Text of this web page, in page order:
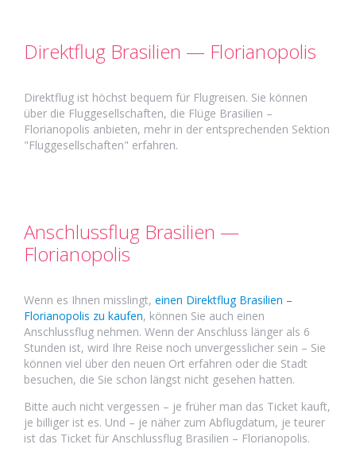
Direktflug Brasilien — Florianopolis
Direktflug ist höchst bequem für Flugreisen. Sie können
über die Fluggesellschaften, die Flüge Brasilien –
Florianopolis anbieten, mehr in der entsprechenden Sektion
"Fluggesellschaften" erfahren.
Anschlussflug Brasilien —
Florianopolis
Wenn es Ihnen misslingt, einen Direktflug Brasilien –
Florianopolis zu kaufen, können Sie auch einen
Anschlussflug nehmen. Wenn der Anschluss länger als 6
Stunden ist, wird Ihre Reise noch unvergesslicher sein – Sie
können viel über den neuen Ort erfahren oder die Stadt
besuchen, die Sie schon längst nicht gesehen hatten.
Bitte auch nicht vergessen – je früher man das Ticket kauft,
je billiger ist es. Und – je näher zum Abflugdatum, je teurer
ist das Ticket für Anschlussflug Brasilien – Florianopolis.